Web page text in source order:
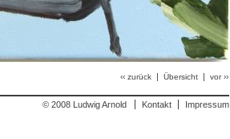
‹‹ zurück | Übersicht | vor ››
© 2008 Ludwig Arnold Kontakt Impressum